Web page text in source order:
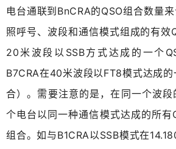
电台通联到BnCRA的QSO组合数量
照呼号、波段和通信模式组成的有效
20米波段以SSB方式达成的一个
B7CRA在40米波段以FT8模式达成的
合）。需要注意的是，在同一个波
个电台以同一种通信模式达成的所有
组合。如与B1CRA以SSB模式在